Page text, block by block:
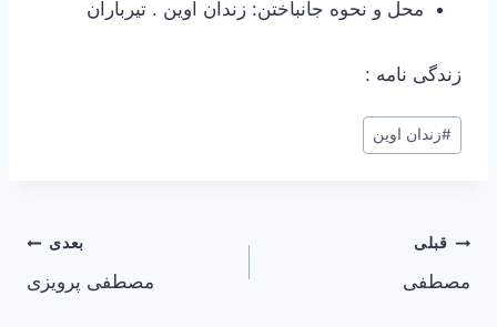
محل و نحوه جانباختن: زندان اوین . تیرباران
زندگی نامه :
برچسب‌های
نوشته:
#زندان اوین
راهبری
نوشته
قبلی
مصطفی
بعدی
مصطفی پرویزی